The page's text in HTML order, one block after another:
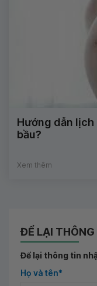
Hướng dẫn lịch
bầu?
Xem thêm
ĐỂ LẠI
Để lại thông tin
Họ và tên*